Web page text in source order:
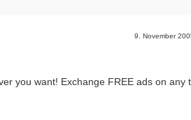
9. November
you want! Exchange FREE ads on any